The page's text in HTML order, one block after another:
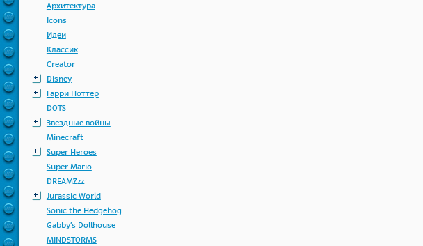
Архитектура
Icons
Идеи
Классик
Creator
Disney
Гарри Поттер
DOTS
Звездные войны
Minecraft
Super Heroes
Super Mario
DREAMZzz
Jurassic World
Sonic the Hedgehog
Gabby's Dollhouse
MINDSTORMS